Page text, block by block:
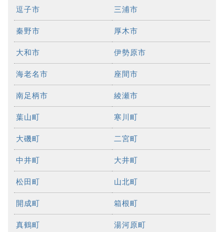
逗子市 三浦市
秦野市 厚木市
大和市 伊勢原市
海老名市 座間市
南足柄市 綾瀬市
葉山町 寒川町
大磯町 二宮町
中井町 大井町
松田町 山北町
開成町 箱根町
真鶴町 湯河原町